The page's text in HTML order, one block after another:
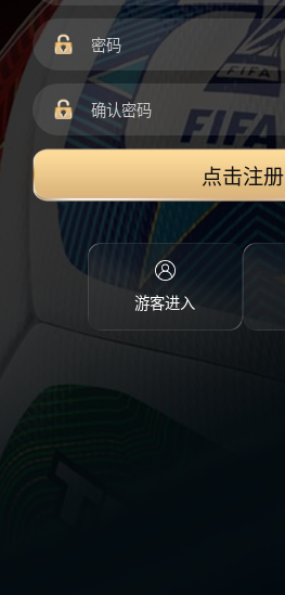
点击注册
游客进入